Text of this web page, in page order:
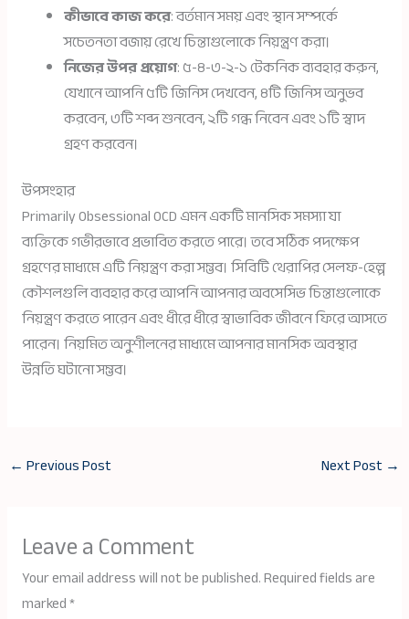
কীভাবে কাজ করে: বর্তমান সময় এবং স্থান সম্পর্কে
সচেতনতা বজায় রেখে চিন্তাগুলোকে নিয়ন্ত্রণ করা।
নিজের উপর প্রয়োগ: ৫-৪-৩-২-১ টেকনিক ব্যবহার করুন,
যেখানে আপনি ৫টি জিনিস দেখবেন, ৪টি জিনিস অনুভব
করবেন, ৩টি শব্দ শুনবেন, ২টি গন্ধ নিবেন এবং ১টি স্বাদ
গ্রহণ করবেন।
উপসংহার
Primarily Obsessional OCD এমন একটি মানসিক সমস্যা যা
ব্যক্তিকে গভীরভাবে প্রভাবিত করতে পারে। তবে সঠিক পদক্ষেপ
গ্রহণের মাধ্যমে এটি নিয়ন্ত্রণ করা সম্ভব। সিবিটি থেরাপির সেলফ-হেল্প
কৌশলগুলি ব্যবহার করে আপনি আপনার অবসেসিভ চিন্তাগুলোকে
নিয়ন্ত্রণ করতে পারেন এবং ধীরে ধীরে স্বাভাবিক জীবনে ফিরে আসতে
পারেন। নিয়মিত অনুশীলনের মাধ্যমে আপনার মানসিক অবস্থার
উন্নতি ঘটানো সম্ভব।
← Previous Post Next Post →
Leave a Comment
Your email address will not be published.Required fields are
marked*